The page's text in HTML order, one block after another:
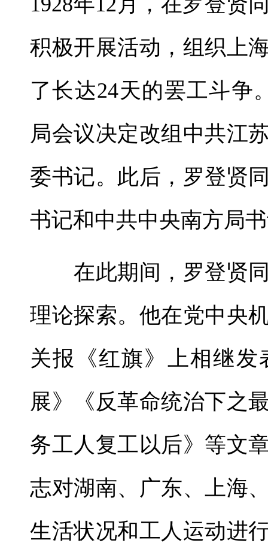
积极开展活动，组织上
了长达24天的罢工斗争
局会议决定改组中共江
委书记。此后，罗登贤
书记和中共中央南方局
在此期间，罗登贤同
理论探索。他在党中央
关报《红旗》上相继
展》《反革命统治下之
务工人复工以后》等文
志对湖南、广东、上海
生活状况和工人运动进